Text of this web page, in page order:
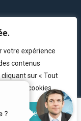
votre expérience
contenus
sur « Tout
des cookies.
Accepter tout
Contact
droits réservés.